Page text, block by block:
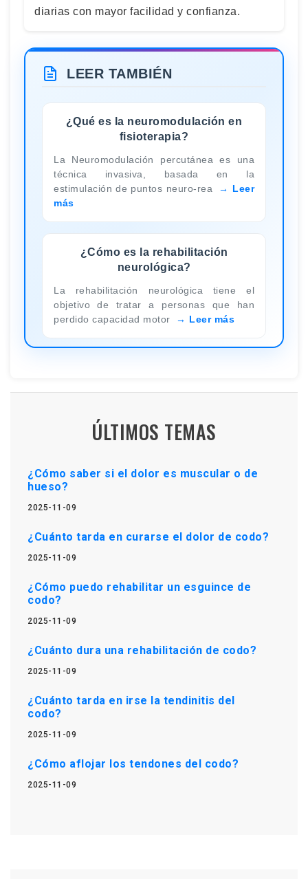
diarias con mayor facilidad y confianza.
LEER TAMBIÉN
¿Qué es la neuromodulación en
fisioterapia?
La Neuromodulación percutánea es una
técnica invasiva, basada en la
estimulación de puntos neuro-rea
Leer
más
¿Cómo es la rehabilitación
neurológica?
La rehabilitación neurológica tiene el
objetivo de tratar a personas que han
perdido capacidad motor
Leer más
ÚLTIMOS TEMAS
¿Cómo saber si el dolor es muscular o de
hueso?
2025-11-09
¿Cuánto tarda en curarse el dolor de codo?
2025-11-09
¿Cómo puedo rehabilitar un esguince de
codo?
2025-11-09
¿Cuánto dura una rehabilitación de codo?
2025-11-09
¿Cuánto tarda en irse la tendinitis del
codo?
2025-11-09
¿Cómo aflojar los tendones del codo?
2025-11-09